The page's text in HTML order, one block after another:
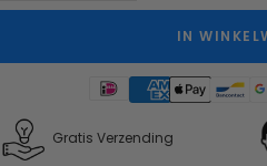
verlagen
verhogen
IN
Gratis Verzending